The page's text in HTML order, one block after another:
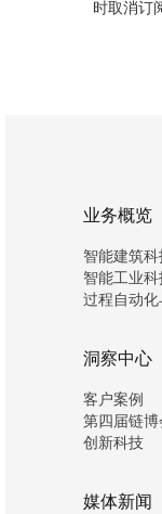
时取消订
业务概览
智能建筑
智能工业
过程自动
洞察中心
客户案例
第四届链博
创新科技
媒体新闻